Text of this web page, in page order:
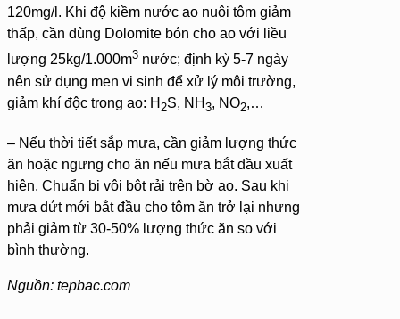
120mg/l. Khi độ kiềm nước ao nuôi tôm giảm
thấp, cần dùng Dolomite bón cho ao với liều
lượng 25kg/1.000m3 nước; định kỳ 5-7 ngày
nên sử dụng men vi sinh để xử lý môi trường,
giảm khí độc trong ao: H 2S, NH 3, NO2,…
– Nếu thời tiết sắp mưa, cần giảm lượng thức
ăn hoặc ngưng cho ăn nếu mưa bắt đầu xuất
hiện. Chuẩn bị vôi bột rải trên bờ ao. Sau khi
mưa dứt mới bắt đầu cho tôm ăn trở lại nhưng
phải giảm từ 30-50% lượng thức ăn so với
bình thường.
Nguồn: tepbac.com